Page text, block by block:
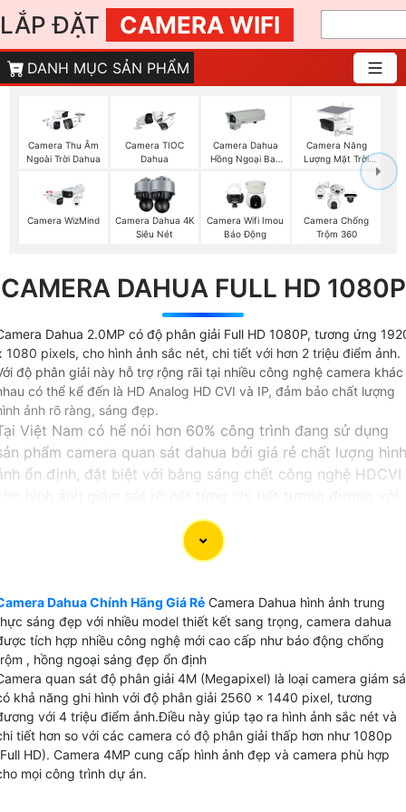
LẮP ĐẶT CAMERA WIFI
DANH MỤC SẢN PHẨM
Camera Thu Âm
Ngoài Trời Dahua
Camera TIOC
Dahua
Camera Dahua
Hồng Ngoại Ban
Camera Năng
Lượng Mặt Trời
Camera WizMind
Camera Dahua 4K
Siêu Nét
Camera Wifi Imou
Báo Động
Camera Chống
Trộm 360
CAMERA DAHUA FULL HD 1080P
Dahua 2.0MP có độ phân giải Full HD 1080P, tương ứng
1080 pixels, cho hình ảnh sắc nét, chi tiết với hơn 2 triệu điểm ảnh.
độ phân giải này hỗ trợ rộng rãi tại nhiều công nghệ camera khác
có thể kể đến là HD Analog HD CVI và IP, đảm bảo chất lượng
ảnh rõ ràng, sáng đẹp.
Việt Nam có hể nói hơn 60% công trình đang sử dụng
phẩm camera quan sát dahua bởi giá rẻ chất lượng hình
ổn định, đặt biệt với bằng sáng chết công nghệ HDCVI
nghệ camera IP nhưng có giá thành rẻ hơn.
dụng camera Dahua trên thị trường Việt Nam bạn hài
camera này.
dụng camera dahua cho gia đình, văn phòng ,cửa hàng
lựa chọn tốt nhất bởi hình ảnh sắt nét giá rẻ, ngoài ra
mềm camera Dahua thiết kế rất thân thiện với người
không chuyên.
【CHỌN CAMERA DAHUA GIÁ RẺ】
Mỗi camera dahua có những thông số phù hợp với mỗi
Dahua Chính Hãng Giá Rẻ Camera Dahua hình ảnh trung
sáng đẹp với nhiều model thiết kết sang trọng, camera dahua
tích hợp nhiều công nghệ mới cao cấp như báo động chống
, hồng ngoại sáng đẹp ổn định
quan sát độ phân giải 4M (Megapixel) là loại camera giám
khả năng ghi hình với độ phân giải 2560 x 1440 pixel, tương
với 4 triệu điểm ảnh.Điều này giúp tạo ra hình ảnh sắc nét và
tiết hơn so với các camera có độ phân giải thấp hơn như 1080p
HD). Camera 4MP cung cấp hình ảnh đẹp và camera phù hợp
mọi công trình dự án.